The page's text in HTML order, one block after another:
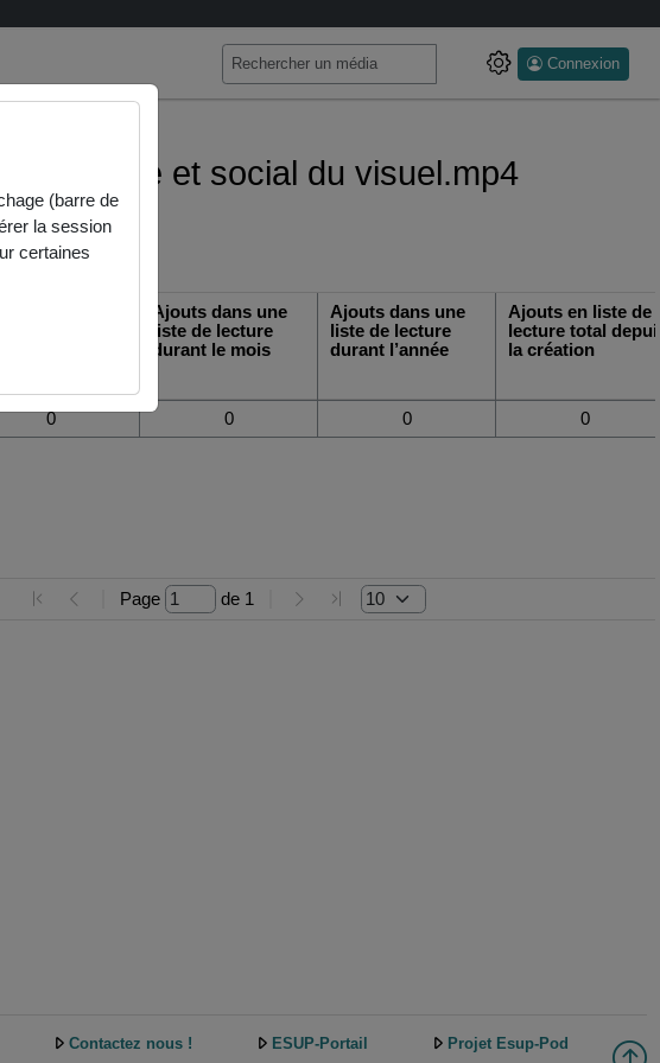
Connexion
et social du visuel.mp4
Ajouts dans une
liste de lecture
durant le mois
Ajouts dans une
liste de lecture
durant l’année
Ajouts en liste de
lecture total
la création
0 0 0 0
Page de 1
Contactez nous ! ESUP-Portail Projet Esup-Pod
(barre de
la session
certaines